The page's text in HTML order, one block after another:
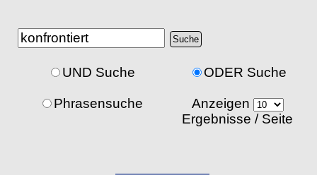
UND Suche
Phrasensuche
ODER Suche
Anzeigen
Ergebnisse / Seite